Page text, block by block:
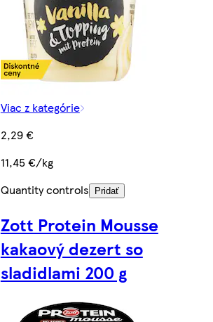
Viac z kategórie
2,29 €
11,45 €/kg
Quantity controls
Pridať
Zott Protein Mousse
kakaový dezert so
sladidlami 200 g